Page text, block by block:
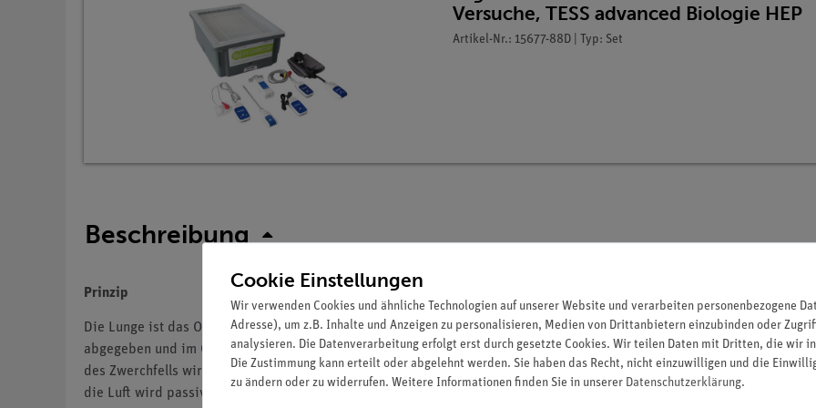
Versuche, TESS advanced Biologie HEP
Artikel-Nr.: 15677-88D | Typ: Set
Beschreibung
Prinzip
Die Lunge ist das Organ, welches maßgeblich am Gasaustausch mit der Umgebung beteiligt ist. So wird an der
abgegeben und im Gegenzug O2 aufgenommen. Um einzuatmen, muss sich das Zwerchfell zusammenziehen und die
des Zwerchfells wird die Lunge gestreckt. So gelangt Atemluft aus der Umgebung in die Lunge. Bei Entlastung des
die Luft wird passiv ausgeatmet. So wird gewährleistet, dass durch diesen Kreislauf immer wieder Sauerstoff
Cookie Einstellungen
Wir verwenden Cookies und ähnliche Technologien auf unserer Website und verarbeiten personenbezogene
Adresse), um z.B. Inhalte und Anzeigen zu personalisieren, Medien von Drittanbietern einzubinden oder
analysieren. Die Datenverarbeitung erfolgt erst durch gesetzte Cookies. Wir teilen Daten mit Dritten, die wir
Die Zustimmung kann erteilt oder abgelehnt werden. Sie haben das Recht, nicht einzuwilligen und die
zu ändern oder zu widerrufen. Weitere Informationen finden Sie in unserer Daten­schutz­erklärung.